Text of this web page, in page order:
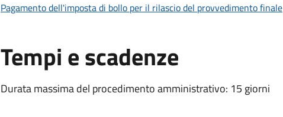
Pagamento dell'imposta di bollo per il rilascio del provvedimento finale
Tempi e scadenze
Durata massima del procedimento amministrativo: 15 giorni